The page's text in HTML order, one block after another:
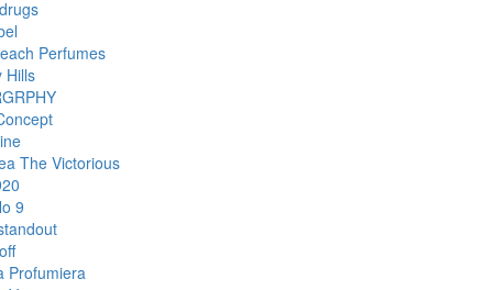
Perfumes
Hills
The Victorious
9
Profumiera